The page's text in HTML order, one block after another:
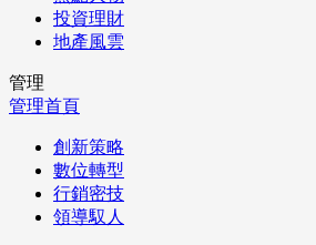
投資理財
地產風雲
管理
管理首頁
創新策略
數位轉型
行銷密技
領導馭人